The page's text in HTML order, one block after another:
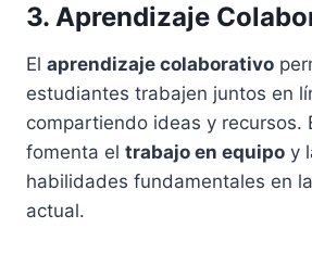
3. Aprendizaje
El aprendizaje colaborativo
estudiantes trabajen juntos en
compartiendo ideas y recursos.
fomenta el trabajo en equipo y
habilidades fundamentales en
actual.